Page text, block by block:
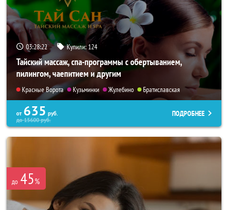
03:28:21 Купили: 124
Тайский массаж, спа-программы с обертыванием,
пилингом, чаепитием и другим
Красные Ворота Кузьминки Жулебино Братиславская
от 635 руб.
до15600руб.
ПОДРОБНЕЕ
до 45%